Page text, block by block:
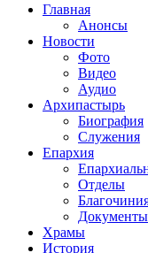
Главная
Анонсы
Новости
Фото
Видео
Аудио
Архипастырь
Биография
Служения
Епархия
Отделы
Документы
Храмы
История